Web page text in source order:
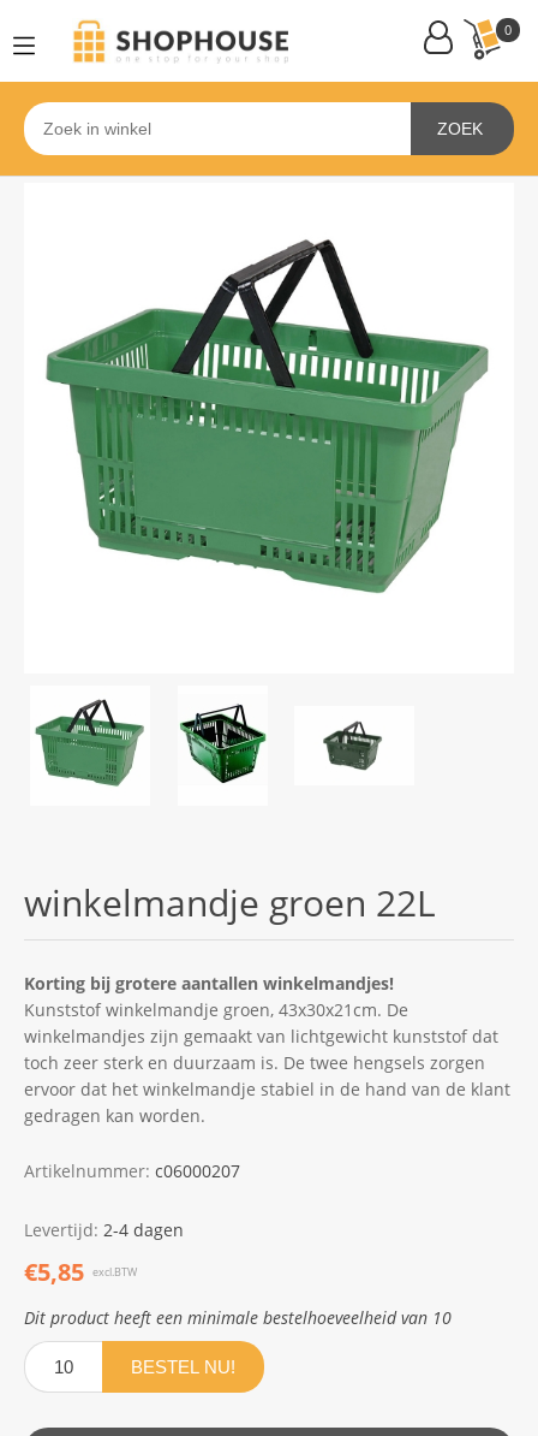
0
ZOEK
winkelmandje groen 22L
Korting bij grotere aantallen winkelmandjes!
Kunststof winkelmandje groen, 43x30x21cm. De
winkelmandjes zijn gemaakt van lichtgewicht kunststof dat
toch zeer sterk en duurzaam is. De twee hengsels zorgen
ervoor dat het winkelmandje stabiel in de hand van de klant
gedragen kan worden.
Artikelnummer: c06000207
Levertijd: 2-4 dagen
€5,85 excl.BTW
Dit product heeft een minimale bestelhoeveelheid van 10
BESTEL NU!